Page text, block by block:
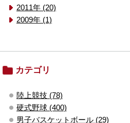
2011年 (20)
2009年 (1)
カテゴリ
陸上競技 (78)
硬式野球 (400)
男子バスケットボール (29)